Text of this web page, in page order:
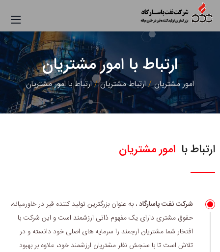
ارتباطبا امور مشتریان
امور مشتریان ارتباط مشتریان ارتباط با امور مشتریان
ارتباط با امور مشتریان
شرکت نفت پاسارگاد، به عنوان بزرگترین تولید کننده قیر در خاورمیانه،
حقوق مشتری دارای یک مفهوم ذاتی ارزشمند است و این شرکت با
افتخار شما مشتریان ارجمند را سرمایه های اصلی خود دانسته و در
تلاش است تا با سنجش نظر مشتریان ارزشمند خود، علاوه بر بهبود